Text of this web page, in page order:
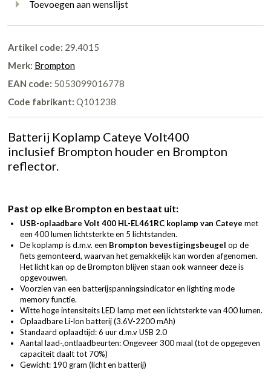
Toevoegen aan wenslijst
Artikel code: 29.4015
Merk: Brompton
EAN code: 5053099016778
Code fabrikant: Q101238
Batterij Koplamp Cateye Volt400
inclusief Brompton houder en Brompton
reflector.
Past op elke Brompton en bestaat uit:
USB-oplaadbare Volt 400 HL-EL461RC koplamp van Cateye met
een 400 lumen lichtsterkte en 5 lichtstanden.
De koplamp is d.m.v. een Brompton bevestigingsbeugel op de
fiets gemonteerd, waarvan het gemakkelijk kan worden afgenomen.
Het licht kan op de Brompton blijven staan ook wanneer deze is
opgevouwen.
Voorzien van een batterijspanningsindicator en lighting mode
memory functie.
Witte hoge intensiteits LED lamp met een lichtsterkte van 400 lumen.
Oplaadbare Li-lon batterij (3.6V-2200 mAh)
Standaard oplaadtijd: 6 uur d.m.v USB 2.0
Aantal laad-,ontlaadbeurten: Ongeveer 300 maal (tot de opgegeven
capaciteit daalt tot 70%)
Gewicht: 190 gram (licht en batterij)